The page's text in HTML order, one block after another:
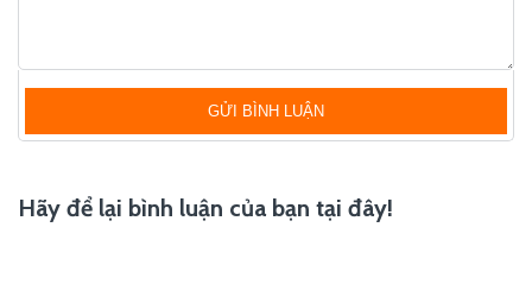
GỬI BÌNH LUẬN
Hãy để lại bình luận của bạn tại đây!